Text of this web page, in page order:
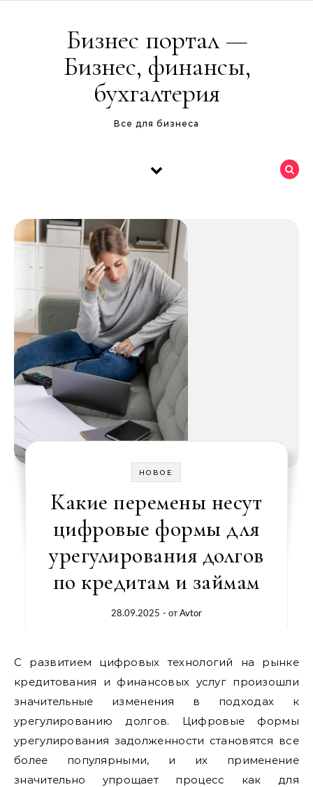
Бизнес портал —
Бизнес, финансы,
бухгалтерия
Все для бизнеса
НОВОЕ
Какие перемены несут
цифровые формы для
урегулирования долгов
по кредитам и займам
28.09.2025 - отAvtor
С развитием цифровых технологий на рынке
кредитования и финансовых услуг произошли
значительные изменения в подходах к
урегулированию долгов. Цифровые формы
урегулирования задолженности становятся все
более популярными, и их применение
значительно упрощает процесс как для